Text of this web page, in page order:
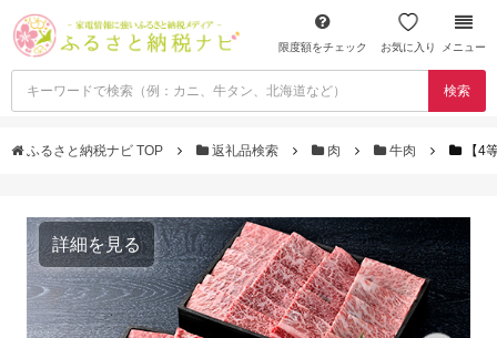
限度額をチェック お気に入り メニュー
検索
ふるさと納税ナビ TOP 返礼品検索 肉 牛肉 【4
詳細を見る